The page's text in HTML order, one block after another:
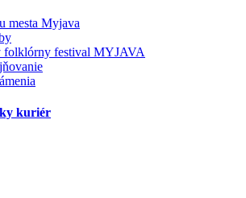
mesta Myjava
folklórny festival MYJAVA
kuriér